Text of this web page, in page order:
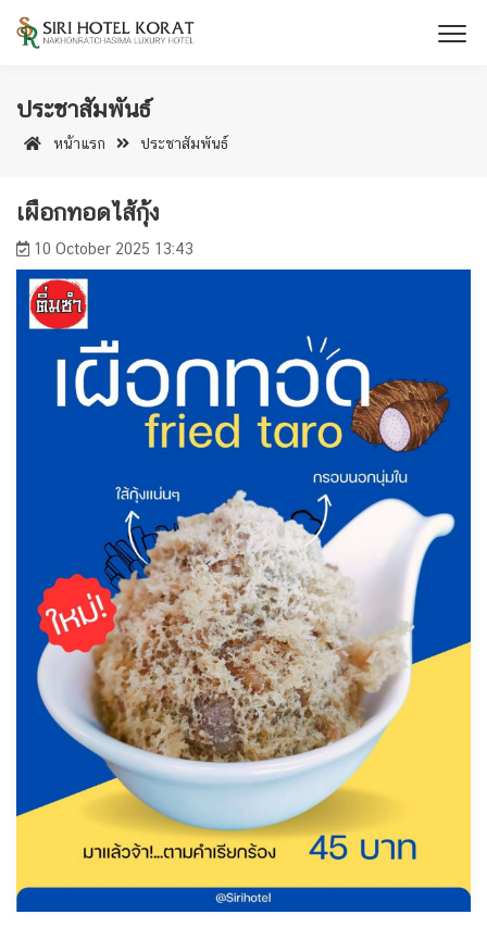
ประชาสัมพันธ์
หน้าแรก ประชาสัมพันธ์
เผือกทอดไส้กุ้ง
10 October 2025 13:43